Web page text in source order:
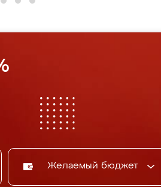
Желаемый бюджет